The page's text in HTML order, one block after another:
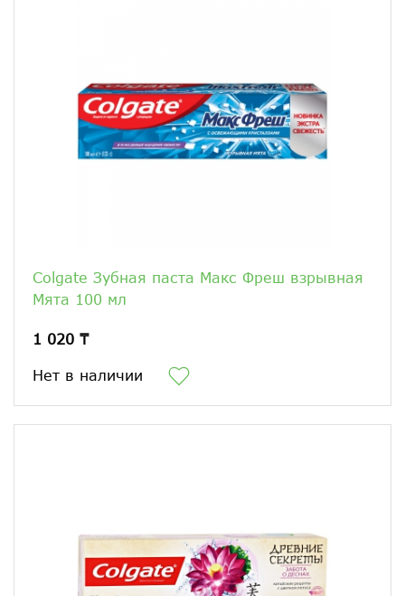
Colgate Зубная паста Макс Фреш взрывная
Мята 100 мл
1 020 ₸
Нет в наличии